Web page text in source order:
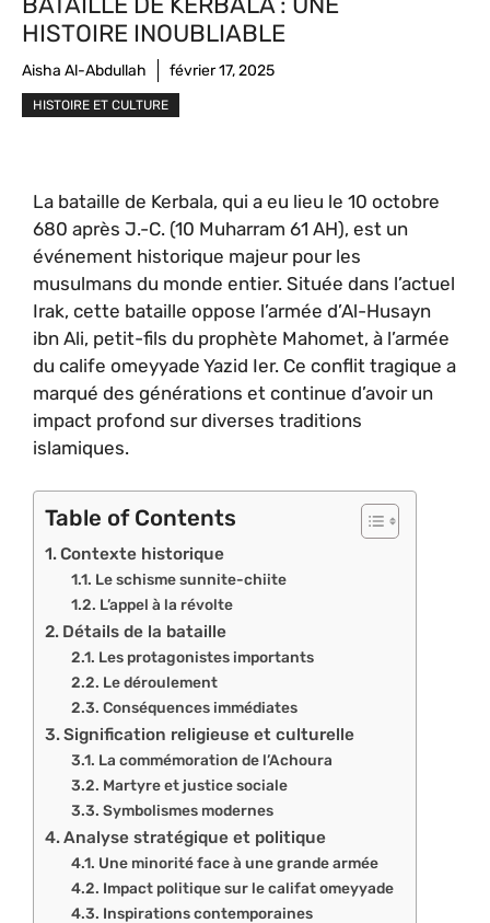
HISTOIRE INOUBLIABLE
Aisha Al-Abdullah février 17, 2025
HISTOIRE ET CULTURE
La bataille de Kerbala, qui a eu lieu le 10 octobre
680 après J.-C. (10 Muharram 61 AH), est un
événement historique majeur pour les
musulmans du monde entier. Située dans l’actuel
Irak, cette bataille oppose l’armée d’Al-Husayn
ibn Ali, petit-fils du prophète Mahomet, à l’armée
du calife omeyyade Yazid Ier. Ce conflit tragique a
marqué des générations et continue d’avoir un
impact profond sur diverses traditions
islamiques.
Table of Contents
Contexte historique
Le schisme sunnite-chiite
L’appel à la révolte
Détails de la bataille
Les protagonistes importants
Le déroulement
Conséquences immédiates
Signification religieuse et culturelle
La commémoration de l’Achoura
Martyre et justice sociale
Symbolismes modernes
Analyse stratégique et politique
Une minorité face à une grande armée
Impact politique sur le califat omeyyade
Inspirations contemporaines